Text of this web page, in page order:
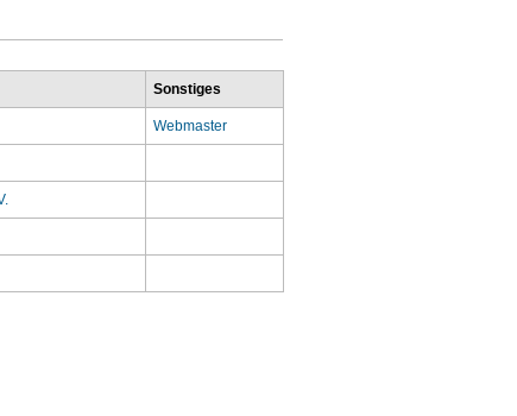
Sonstiges
Webmaster